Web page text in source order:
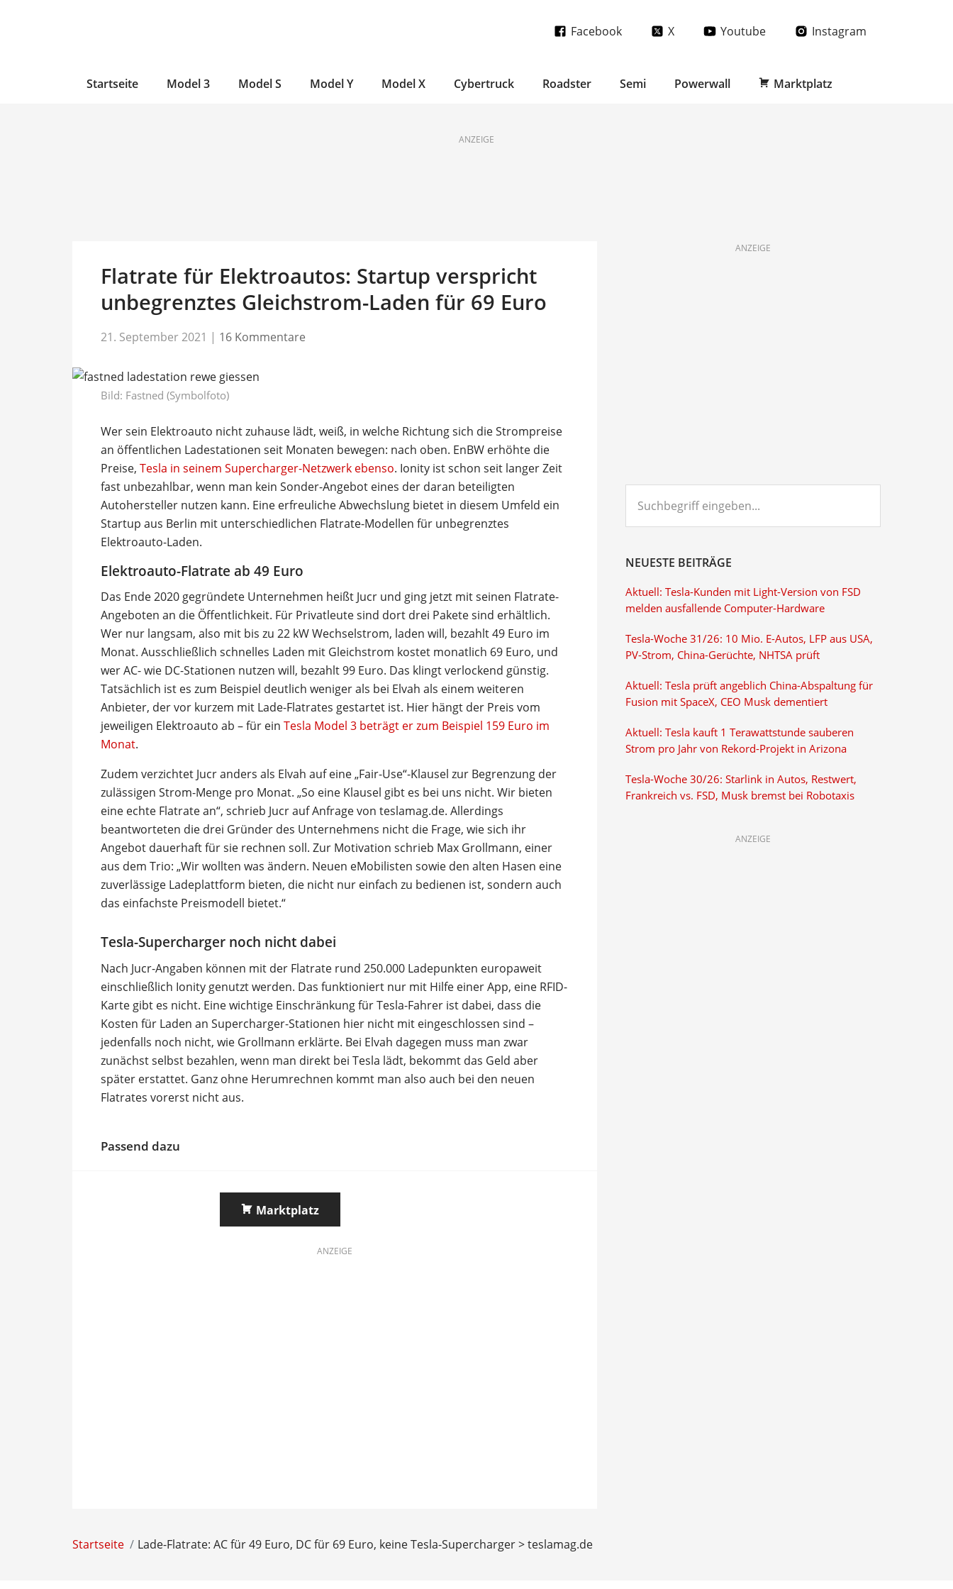
Facebook X Youtube Instagram
Startseite Model 3 Model S Model Y Model X Cybertruck Roadster Semi Powerwall Marktplatz
ANZEIGE
Flatrate für Elektroautos: Startup verspricht
unbegrenztes Gleichstrom-Laden für 69 Euro
21. September 2021 | 16 Kommentare
Bild: Fastned (Symbolfoto)
Wer sein Elektroauto nicht zuhause lädt, weiß, in welche Richtung sich die Strompreise
an öffentlichen Ladestationen seit Monaten bewegen: nach oben. EnBW erhöhte die
Preise, Tesla in seinem Supercharger-Netzwerk ebenso. Ionity ist schon seit langer Zeit
fast unbezahlbar, wenn man kein Sonder-Angebot eines der daran beteiligten
Autohersteller nutzen kann. Eine erfreuliche Abwechslung bietet in diesem Umfeld ein
Startup aus Berlin mit unterschiedlichen Flatrate-Modellen für unbegrenztes
Elektroauto-Laden.
Elektroauto-Flatrate ab 49 Euro
Das Ende 2020 gegründete Unternehmen heißt Jucr und ging jetzt mit seinen Flatrate-
Angeboten an die Öffentlichkeit. Für Privatleute sind dort drei Pakete sind erhältlich.
Wer nur langsam, also mit bis zu 22 kW Wechselstrom, laden will, bezahlt 49 Euro im
Monat. Ausschließlich schnelles Laden mit Gleichstrom kostet monatlich 69 Euro, und
wer AC- wie DC-Stationen nutzen will, bezahlt 99 Euro. Das klingt verlockend günstig.
Tatsächlich ist es zum Beispiel deutlich weniger als bei Elvah als einem weiteren
Anbieter, der vor kurzem mit Lade-Flatrates gestartet ist. Hier hängt der Preis vom
jeweiligen Elektroauto ab – für ein Tesla Model 3 beträgt er zum Beispiel 159 Euro im
Monat.
Zudem verzichtet Jucr anders als Elvah auf eine „Fair-Use“-Klausel zur Begrenzung der
zulässigen Strom-Menge pro Monat. „So eine Klausel gibt es bei uns nicht. Wir bieten
eine echte Flatrate an“, schrieb Jucr auf Anfrage von teslamag.de. Allerdings
beantworteten die drei Gründer des Unternehmens nicht die Frage, wie sich ihr
Angebot dauerhaft für sie rechnen soll. Zur Motivation schrieb Max Grollmann, einer
aus dem Trio: „Wir wollten was ändern. Neuen eMobilisten sowie den alten Hasen eine
zuverlässige Ladeplattform bieten, die nicht nur einfach zu bedienen ist, sondern auch
das einfachste Preismodell bietet.“
Tesla-Supercharger noch nicht dabei
Nach Jucr-Angaben können mit der Flatrate rund 250.000 Ladepunkten europaweit
einschließlich Ionity genutzt werden. Das funktioniert nur mit Hilfe einer App, eine RFID-
Karte gibt es nicht. Eine wichtige Einschränkung für Tesla-Fahrer ist dabei, dass die
Kosten für Laden an Supercharger-Stationen hier nicht mit eingeschlossen sind –
jedenfalls noch nicht, wie Grollmann erklärte. Bei Elvah dagegen muss man zwar
zunächst selbst bezahlen, wenn man direkt bei Tesla lädt, bekommt das Geld aber
später erstattet. Ganz ohne Herumrechnen kommt man also auch bei den neuen
Flatrates vorerst nicht aus.
Passend dazu
Marktplatz
ANZEIGE
ANZEIGE
eingeben...
NEUESTE BEITRÄGE
Aktuell: Tesla-Kunden mit Light-Version von FSD
melden ausfallende Computer-Hardware
Tesla-Woche 31/26: 10 Mio. E-Autos, LFP aus USA,
PV-Strom, China-Gerüchte, NHTSA prüft
Aktuell: Tesla prüft angeblich China-Abspaltung für
Fusion mit SpaceX, CEO Musk dementiert
Aktuell: Tesla kauft 1 Terawattstunde sauberen
Strom pro Jahr von Rekord-Projekt in Arizona
Tesla-Woche 30/26: Starlink in Autos, Restwert,
Frankreich vs. FSD, Musk bremst bei Robotaxis
ANZEIGE
Startseite Lade-Flatrate: AC für 49 Euro, DC für 69 Euro, keine Tesla-Supercharger > teslamag.de